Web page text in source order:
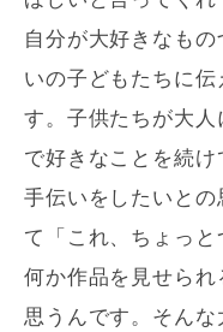
自分が大好きなも
いの子どもたちに
す。子供たちが大人
で好きなことを続
手伝いをしたいと
て「これ、ちょっ
何か作品を見せら
思うんです。そんな